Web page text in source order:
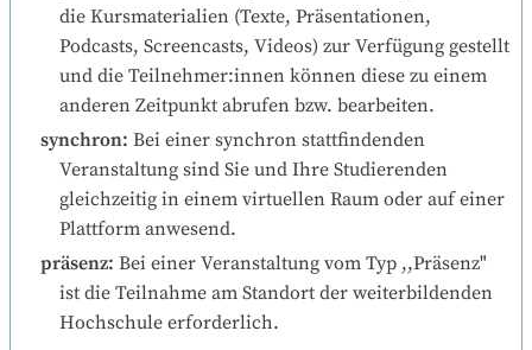
die Kursmaterialien (Texte, Präsentationen,
Podcasts, Screencasts, Videos) zur Verfügung gestellt
und die Teilnehmer:innen können diese zu einem
anderen Zeitpunkt abrufen bzw. bearbeiten.
synchron: Bei einer synchron stattfindenden
Veranstaltung sind Sie und Ihre Studierenden
gleichzeitig in einem virtuellen Raum oder auf einer
Plattform anwesend.
präsenz: Bei einer Veranstaltung vom Typ ,,Präsenz"
ist die Teilnahme am Standort der weiterbildenden
Hochschule erforderlich.